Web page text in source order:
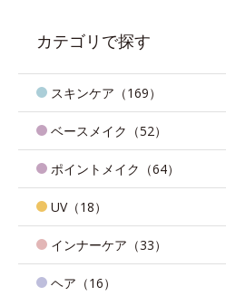
カテゴリで探す
スキンケア（169）
ベースメイク（52）
ポイントメイク（64）
UV（18）
インナーケア（33）
ヘア（16）